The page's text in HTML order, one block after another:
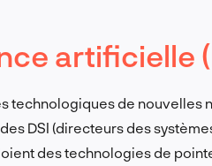
artificielle
technologiques de nouvelles
DSI (directeurs des
des technologies de